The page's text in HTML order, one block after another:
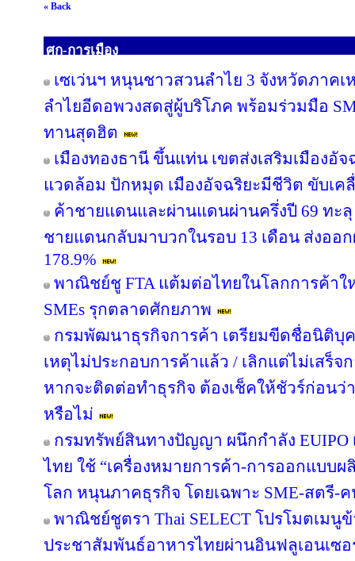
« Back
ศก-การเมือง
เซเว่นฯ หนุนชาวสวนลำไย 3 จังหวัดภาค
ลำไยอีดอพวงสดสู่ผู้บริโภค พร้อมร่วมมือ
ทานสุดฮิต
เมืองทองธานี ขึ้นแท่น เขตส่งเสริมเมืองอั
แวดล้อม ปักหมุด เมืองอัจฉริยะมีชีวิต ขับเค
ค้าชายแดนและผ่านแดนผ่านครึ่งปี 69 ทะลุ
ชายแดนกลับมาบวกในรอบ 13 เดือน ส่งออ
178.9%
พาณิชย์ชู FTA แต้มต่อไทยในโลกการค้าใ
SMEs รุกตลาดศักยภาพ
กรมพัฒนาธุรกิจการค้า เตรียมขีดชื่อนิติบุ
เหตุไม่ประกอบการค้าแล้ว / เลิกแต่ไม่เสร็
หากจะติดต่อทำธุรกิจ ต้องเช็คให้ชัวร์ก่อนว่
หรือไม่
กรมทรัพย์สินทางปัญญา ผนึกกำลัง EUIPO
ไทย ใช้ “เครื่องหมายการค้า-การออกแบบ
โลก หนุนภาคธุรกิจ โดยเฉพาะ SME-สตรี-
พาณิชย์ชูตรา Thai SELECT โปรโมตเมนู
ประชาสัมพันธ์อาหารไทยผ่านอินฟลูเอนเซ